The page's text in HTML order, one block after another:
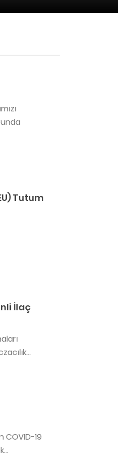
Tutum
İlaç
COVID-19